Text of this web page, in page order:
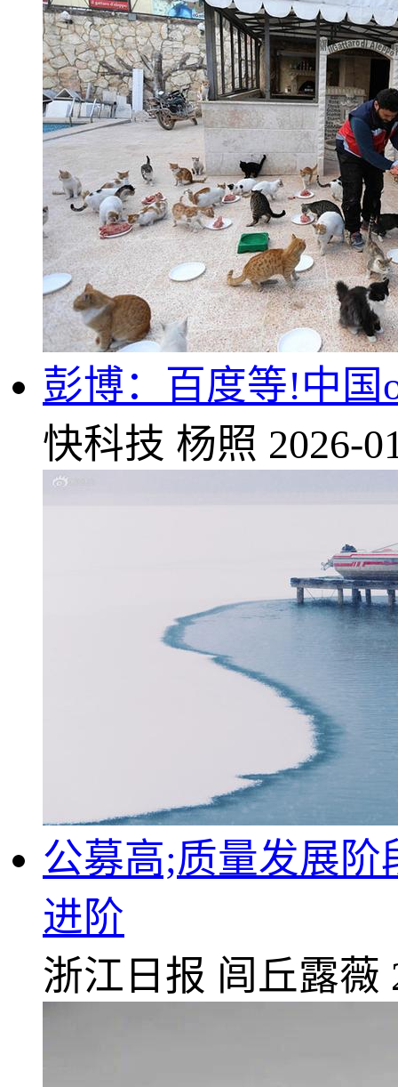
彭博：百度等!中国
快科技 杨照 2026-
公募高;质量发展
进阶
浙江日报 闾丘露薇